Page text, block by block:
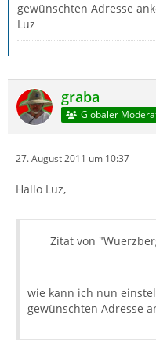
gewünschten Adresse
Luz
graba
Globaler
27. August 2011 um 10:37
Hallo Luz,
Zitat von
wie kann ich nun
gewünschten Adresse